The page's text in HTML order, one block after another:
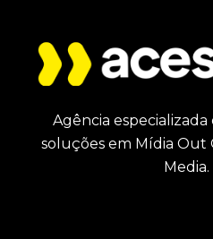
Agência
soluções em Mídia Out
Media.